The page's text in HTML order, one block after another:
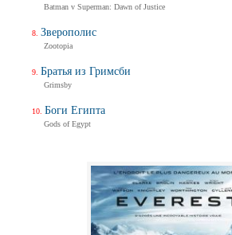
Batman v Superman: Dawn of Justice
Зверополис
Zootopia
Братья из Гримсби
Grimsby
Боги Египта
Gods of Egypt